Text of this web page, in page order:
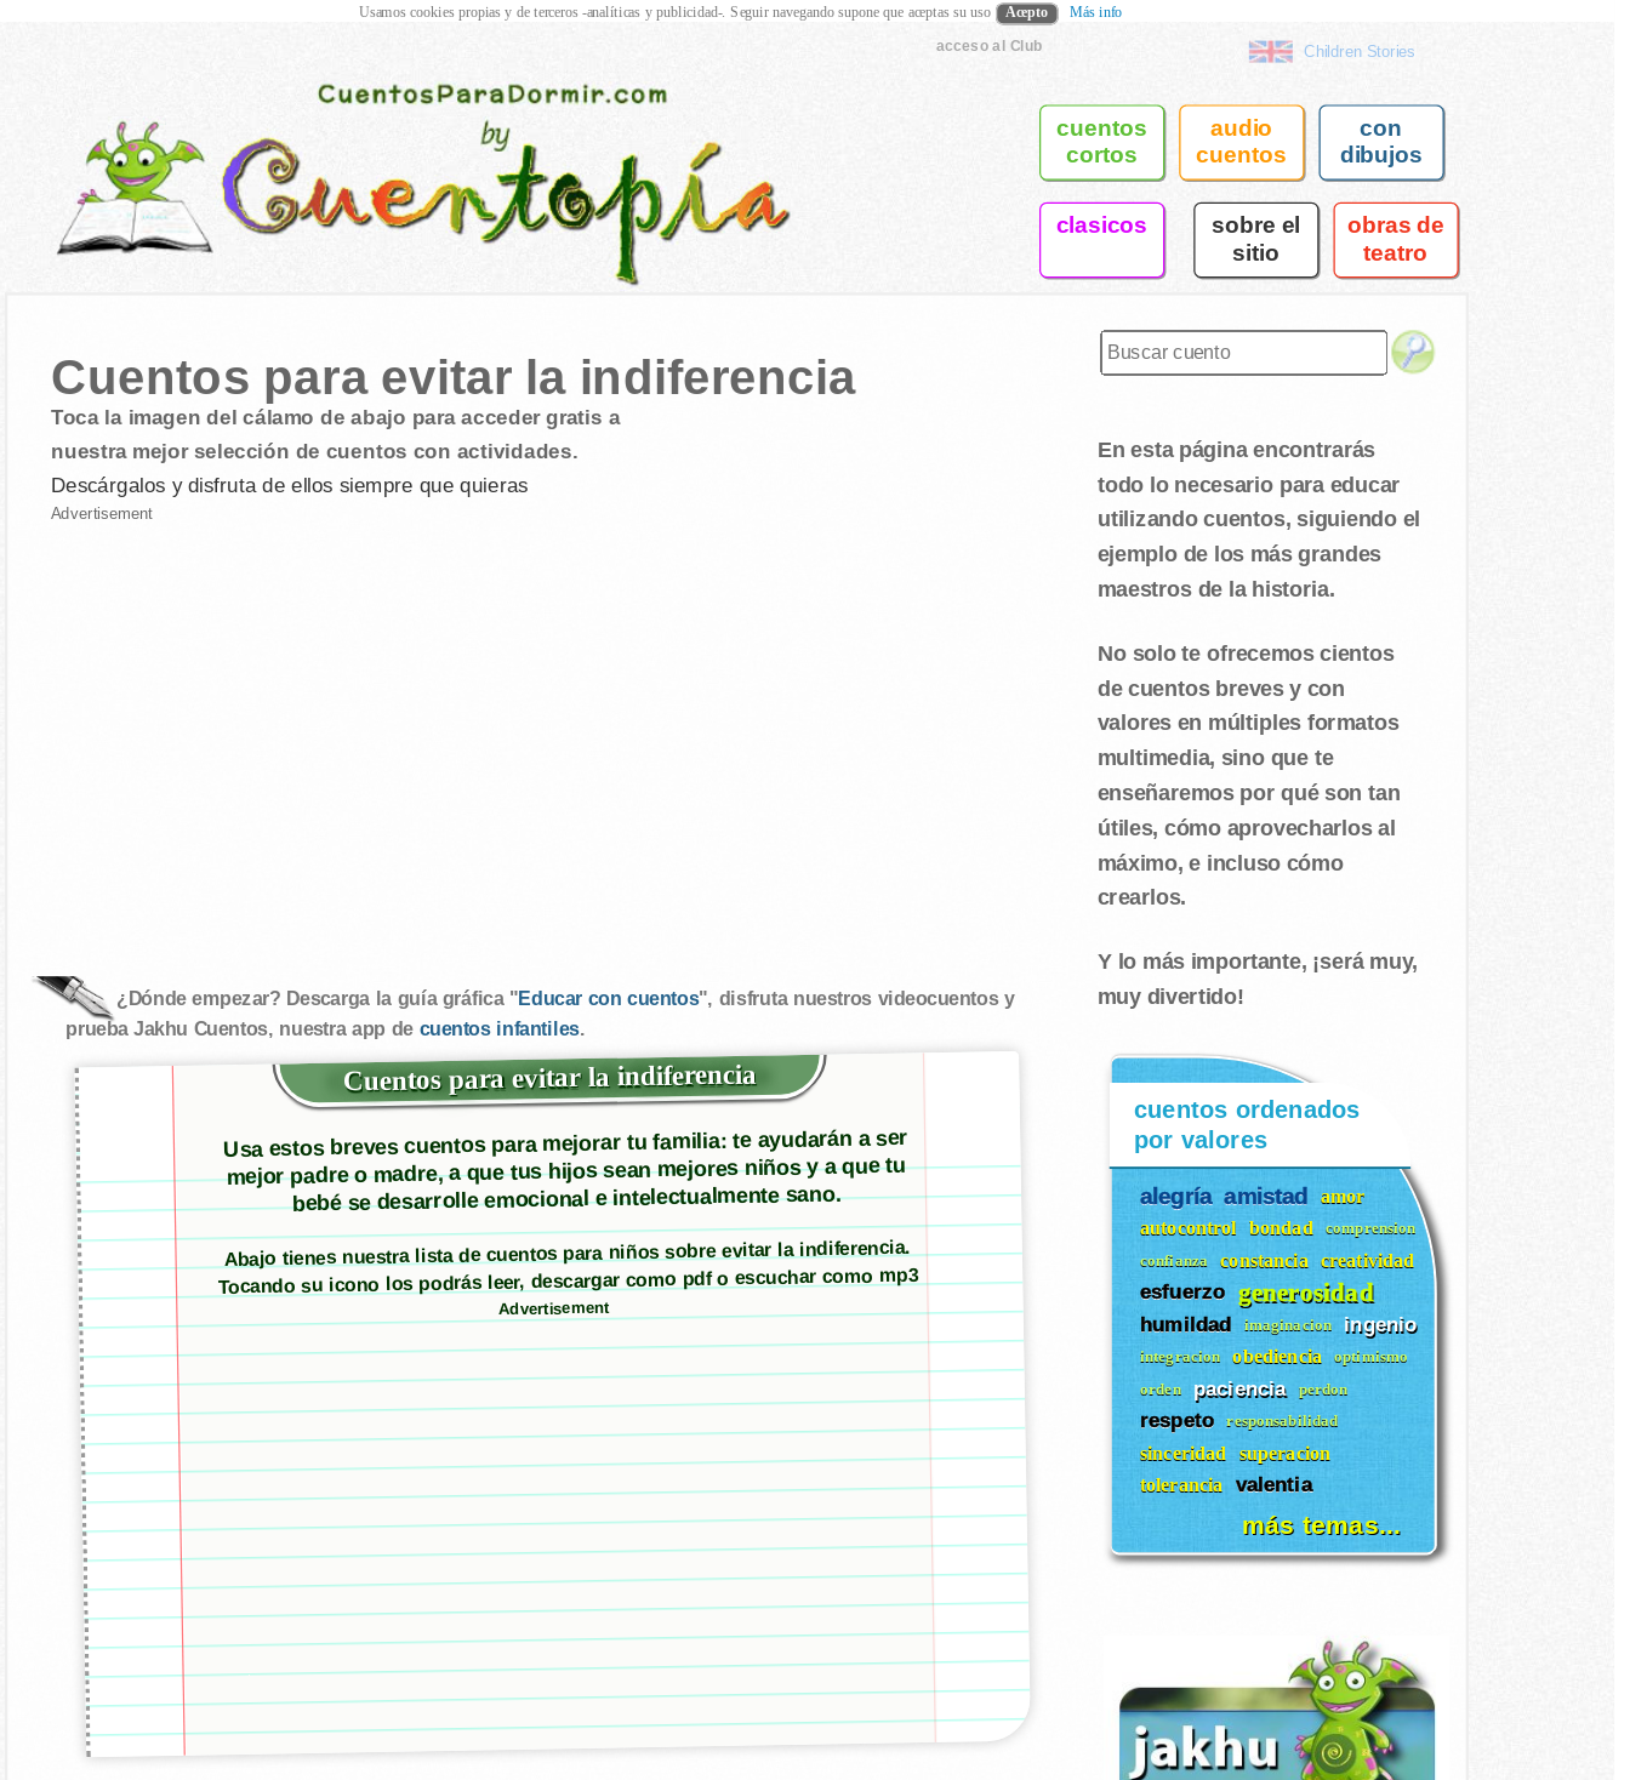
acceso al Club Children Stories
cuentos
cortos
audio
cuentos
con
dibujos
clasicos
sobre el
sitio
obras de
teatro
Cuentos para evitar la indiferencia
Toca la imagen del cálamo de abajo para acceder gratis a
nuestra mejor selección de cuentos con actividades.
Descárgalos y disfruta de ellos siempre que quieras
Advertisement
¿Dónde empezar? Descarga la guía gráfica "Educar con cuentos", disfruta nuestros videocuentos y
prueba Jakhu Cuentos, nuestra app de cuentos infantiles.
Cuentos para evitar la indiferencia
Usa estos breves cuentos para mejorar tu familia: te ayudarán a ser
mejor padre o madre, a que tus hijos sean mejores niños y a que tu
bebé se desarrolle emocional e intelectualmente sano.
Abajo tienes nuestra lista de cuentos para niños sobre evitar la indiferencia.
Tocando su icono los podrás leer, descargar como pdf o escuchar como mp3
Advertisement
En esta página encontrarás
todo lo necesario para educar
utilizando cuentos, siguiendo el
ejemplo de los más grandes
maestros de la historia.
No solo te ofrecemos cientos
de cuentos breves y con
valores en múltiples formatos
multimedia, sino que te
enseñaremos por qué son tan
útiles, cómo aprovecharlos al
máximo, e incluso cómo
crearlos.
Y lo más importante, ¡será muy,
muy divertido!
cuentos ordenados
por valores
alegría amistad amor
autocontrol bondad comprension
confianza constancia creatividad
esfuerzo generosidad
humildad imaginacion ingenio
integracion obediencia optimismo
orden paciencia perdon
respeto responsabilidad
sinceridad
superacion
tolerancia
valentia
más temas...
Usamos cookies propias y de terceros -analíticas y publicidad-. Seguir navegando supone que aceptas su uso Acepto Más info